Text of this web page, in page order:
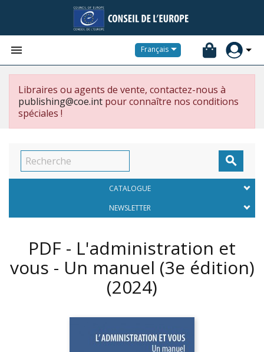
 Français
Libraires ou agents de vente, contactez-nous à
publishing@coe.int pour connaître nos conditions
spéciales !

CATALOGUE
NEWSLETTER
PDF - L'administration et
vous - Un manuel (3e édition)
(2024)